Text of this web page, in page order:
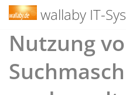
Skip
wallaby IT-
Nutzung